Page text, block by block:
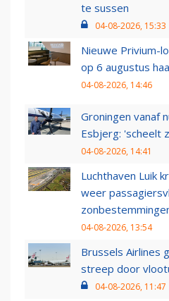
te sussen
04-08-2026, 15:33
Nieuwe Privium-
op 6 augustus
04-08-2026, 14:46
Groningen vanaf
Esbjerg: 'scheelt
04-08-2026, 14:41
Luchthaven Luik
weer
04-08-2026, 13:54
Brussels Airlines
streep door
04-08-2026, 11:47